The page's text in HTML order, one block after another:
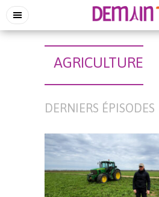
AGRICULTURE
DERNIERS ÉPISODES